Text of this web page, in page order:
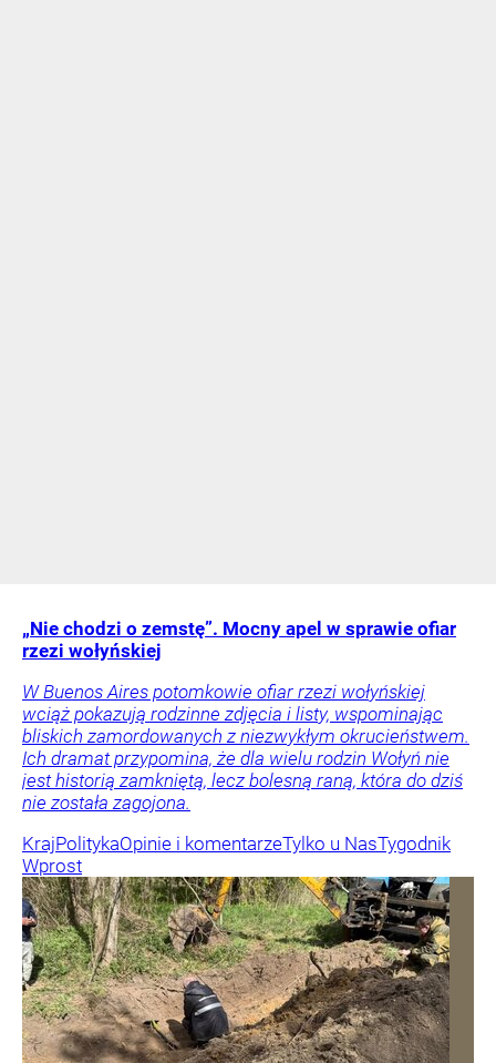
„Nie chodzi o zemstę”. Mocny apel w sprawie ofiar
rzezi wołyńskiej
W Buenos Aires potomkowie ofiar rzezi wołyńskiej
wciąż pokazują rodzinne zdjęcia i listy, wspominając
bliskich zamordowanych z niezwykłym okrucieństwem.
Ich dramat przypomina, że dla wielu rodzin Wołyń nie
jest historią zamkniętą, lecz bolesną raną, która do dziś
nie została zagojona.
KrajPolitykaOpinie i komentarzeTylko u NasTygodnik
Wprost